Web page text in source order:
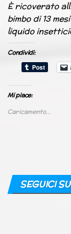
È ricoverato
bimbo di 13
liquido
Condividi:
Mi piace:
Caricamento...
SEGUICI